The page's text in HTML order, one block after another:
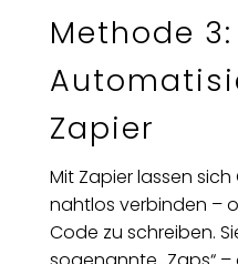
Methode 3:
Zapier
Mit Zapier lassen
nahtlos verbinden –
Code zu schreiben.